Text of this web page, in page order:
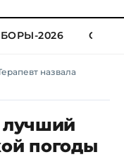
2026
назвала
лучший
погоды